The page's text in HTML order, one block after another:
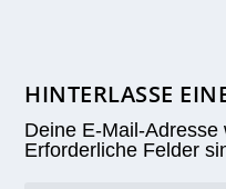
HINTERLASSE
Deine E-Mail-
Erforderliche Felder